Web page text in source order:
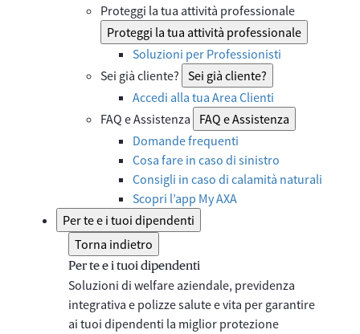
Proteggi la tua attività professionale
Proteggi la tua attività professionale
Soluzioni per Professionisti
Sei già cliente? Sei già cliente?
Accedi alla tua Area Clienti
FAQ e Assistenza
FAQ e Assistenza
Domande frequenti
Cosa fare in caso di sinistro
Consigli in caso di calamità naturali
Scopri l’app My AXA
Per te e i tuoi dipendenti
Torna indietro
Per te e i tuoi dipendenti
Soluzioni di welfare aziendale, previdenza
integrativa e polizze salute e vita per garantire
ai tuoi dipendenti la miglior protezione